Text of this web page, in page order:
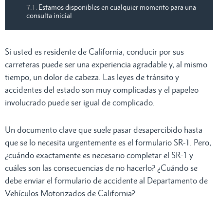
Estamos disponibles en cualquier momento para una
consulta inicial
Si usted es residente de California, conducir por sus
carreteras puede ser una experiencia agradable y, al mismo
tiempo, un dolor de cabeza. Las leyes de tránsito y
accidentes del estado son muy complicadas y el papeleo
involucrado puede ser igual de complicado.
Un documento clave que suele pasar desapercibido hasta
que se lo necesita urgentemente es el formulario SR-1. Pero,
¿cuándo exactamente es necesario completar el SR-1 y
cuáles son las consecuencias de no hacerlo? ¿Cuándo se
debe enviar el formulario de accidente al Departamento de
Vehículos Motorizados de California?